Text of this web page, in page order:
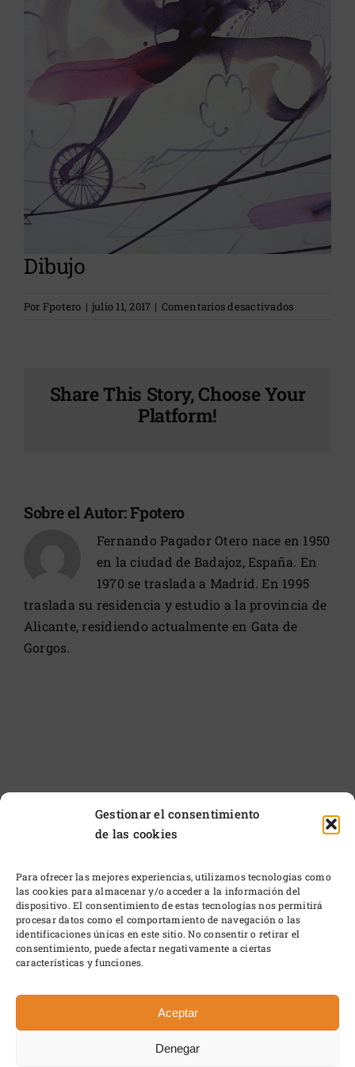
Gestionar el consentimiento
de las cookies
Para ofrecer las mejores experiencias, utilizamos tecnologías como
las cookies para almacenar y/o acceder a la información del
dispositivo. El consentimiento de estas tecnologías nos permitirá
procesar datos como el comportamiento de navegación o las
identificaciones únicas en este sitio. No consentir o retirar el
consentimiento, puede afectar negativamente a ciertas
características y funciones.
Aceptar
Denegar
grande
Dibujo
Por Fpotero | julio 11, 2017 | Comentarios desactivadosen
Share This Story, Choose Your
Platform!
Sobre el Autor:Fpotero
Fernando Pagador Otero nace en 1950
en la ciudad de Badajoz, España. En
1970 se traslada a Madrid. En 1995
traslada su residencia y estudio a la provincia de
Alicante, residiendo actualmente en Gata de
Gorgos.
Política de Cookies • Política de Privacidad
pagadorotero@gmail.com • Diseño Javi Lavado